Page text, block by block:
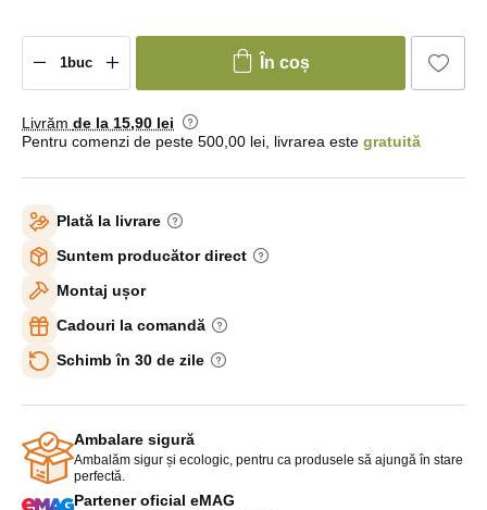
În coș
Livrăm de la 15,90 lei
Pentru comenzi de peste 500,00 lei, livrarea este gratuită
Plată la livrare
Suntem producător direct
Montaj ușor
Cadouri la comandă
Schimb în 30 de zile
Ambalare sigură
Ambalăm sigur și ecologic, pentru ca produsele să ajungă în stare
perfectă.
Partener oficial eMAG